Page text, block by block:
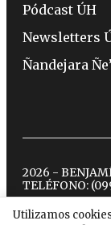
Utilizamos
Pódcast ÚH
Newsletters
Ñandejara
2026 -
TELÉFONO: